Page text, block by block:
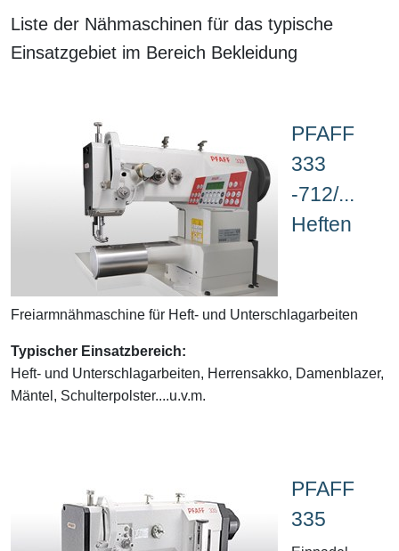
Liste der Nähmaschinen für das typische
Einsatzgebiet im Bereich Bekleidung
PFAFF
333
-712/...
Heften
Freiarmnähmaschine für Heft- und Unterschlagarbeiten
Typischer Einsatzbereich:
Heft- und Unterschlagarbeiten, Herrensakko, Damenblazer,
Mäntel, Schulterpolster....u.v.m.
PFAFF
335